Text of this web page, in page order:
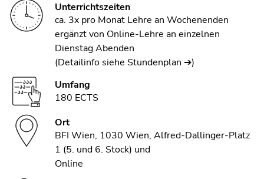
Seiteneinstellungen
(Benutzer/Sprache)
(Zugriffstaste
Unterrichtszeiten
ca. 3x pro Monat Lehre an Wochenenden
ergänzt von Online-Lehre an einzelnen
Dienstag Abenden
(Detailinfo siehe Stundenplan ➔)
Umfang
180 ECTS
Ort
BFI Wien, 1030 Wien, Alfred-Dallinger-Platz
1 (5. und 6. Stock) und
Online